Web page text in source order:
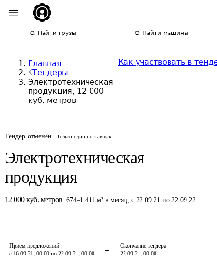
Найти грузы Найти машины
Главная
Тендеры
Электротехническая
продукция, 12 000
куб. метров
Как участвовать в
Тендер отменён Только один поставщик
Электротехническая
продукция
12 000 куб. метров 674–1 411 м³ в месяц, с 22.09.21 по 22.09.22
Приём предложений
с 16.09.21, 00:00 по 22.09.21, 00:00
Окончание тендера
22.09.21, 00:00